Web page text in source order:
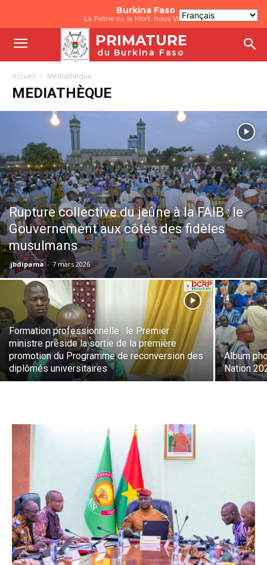
Burkina Faso
La Patrie ou la Mort, nous Vaincrons
PRIMATURE
du Burkina Faso
Accueil Mediathèque
MEDIATHÈQUE
Rupture collective du jeûne à la FAIB : le
Gouvernement aux côtés des fidèles
musulmans
jbdipama - 7 mars 2026
Formation professionnelle : le Premier
ministre préside la sortie de la première
promotion du Programme de reconversion des
diplômés universitaires
Album
Nation